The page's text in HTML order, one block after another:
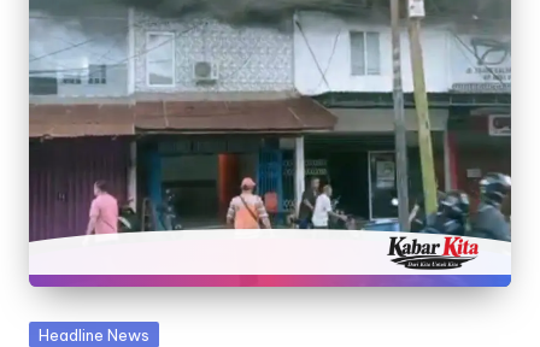
Posted
Headline News